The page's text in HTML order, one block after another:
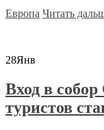
Европа Читать
28Янв
Вход в
туристов